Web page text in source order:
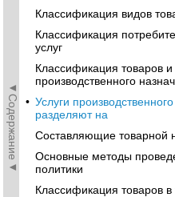
◄Содержание◄
Классификация видов
Классификация
услуг
Классификация товаров и
производственного
• Услуги
разделяют на
Составляющие товарной
Основные методы
политики
Классификация товаров